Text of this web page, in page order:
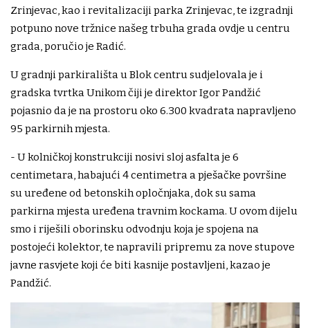
Zrinjevac, kao i revitalizaciji parka Zrinjevac, te izgradnji
potpuno nove tržnice našeg trbuha grada ovdje u centru
grada, poručio je Radić.
U gradnji parkirališta u Blok centru sudjelovala je i
gradska tvrtka Unikom čiji je direktor Igor Pandžić
pojasnio da je na prostoru oko 6.300 kvadrata napravljeno
95 parkirnih mjesta.
- U kolničkoj konstrukciji nosivi sloj asfalta je 6
centimetara, habajući 4 centimetra a pješačke površine
su uređene od betonskih opločnjaka, dok su sama
parkirna mjesta uređena travnim kockama. U ovom dijelu
smo i riješili oborinsku odvodnju koja je spojena na
postojeći kolektor, te napravili pripremu za nove stupove
javne rasvjete koji će biti kasnije postavljeni, kazao je
Pandžić.